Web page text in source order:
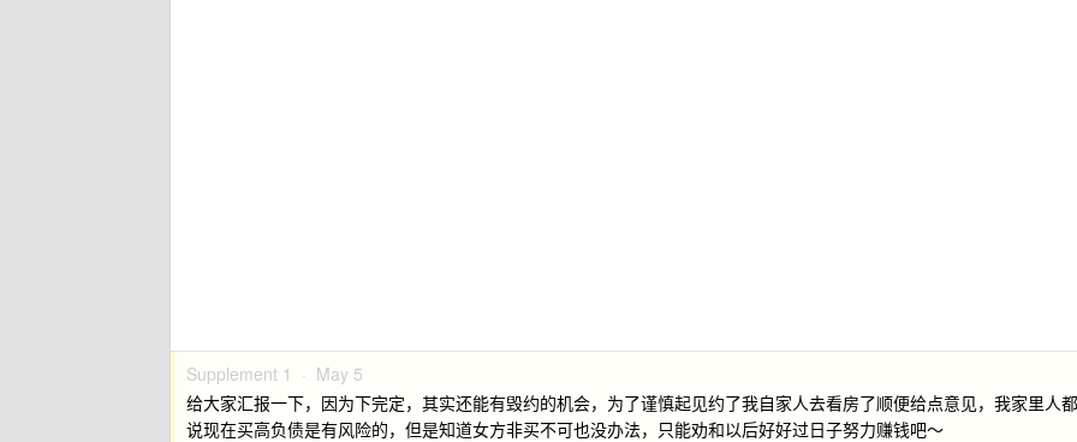
Supplement 1 · May 5
给大家汇报一下，因为下完定，其实还能有毁约的机会，为了谨慎起见约了我自家人去看房了顺便给点意见，我家里人都
说现在买高负债是有风险的，但是知道女方非买不可也没办法，只能劝和以后好好过日子努力赚钱吧～